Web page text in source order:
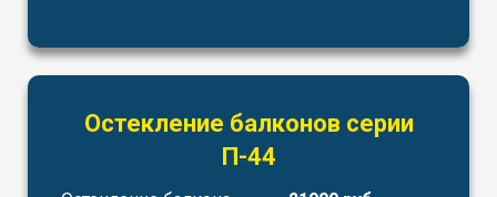
Остекление балконов серии
П-44